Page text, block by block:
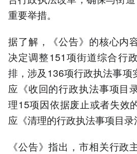
重要举措。
据了解，《公告》的核心内
决定调整151项街道综合行
排，涉及136项行政执法事项
应《收回的行政执法事项目
理15项因依据废止或者失效
应《清理的行政执法事项目录
《公告》指出，市相关行政